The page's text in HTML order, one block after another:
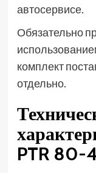
автосервисе.
Обязательно
комплект
отдельно.
PTR 80-